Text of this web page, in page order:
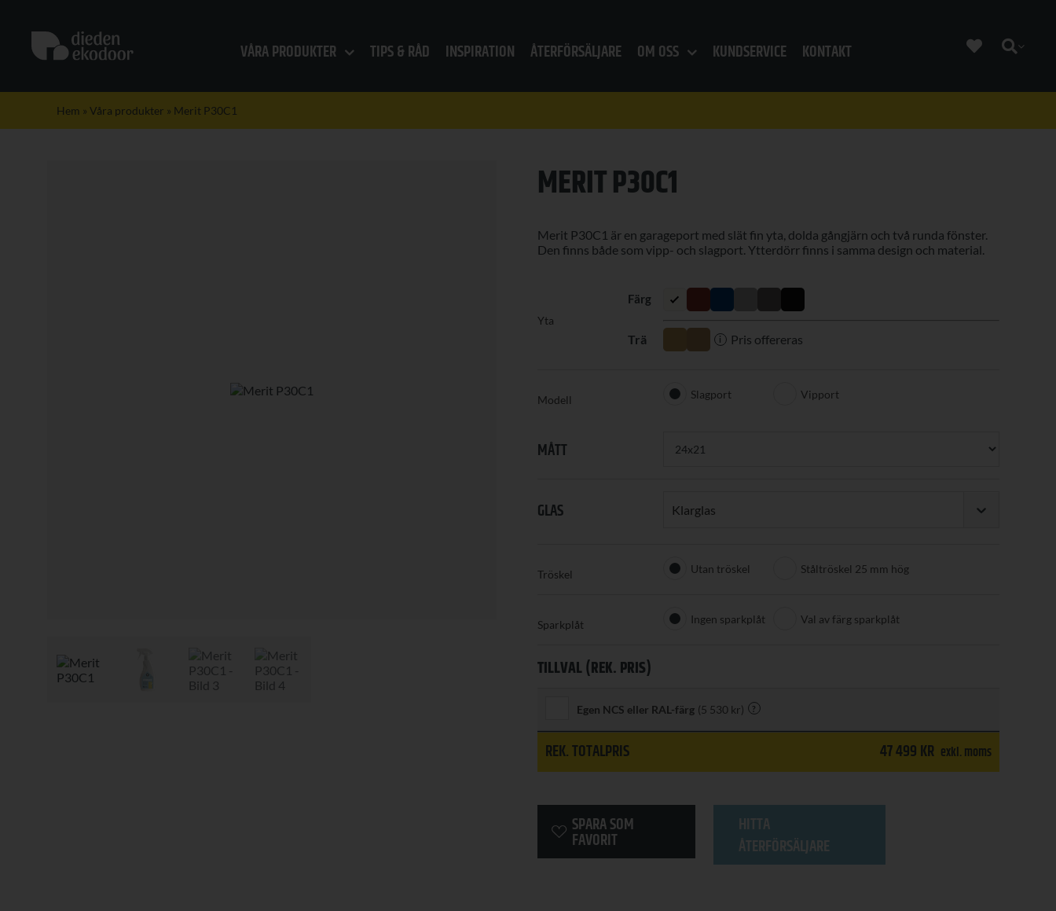
innehållet
VÅRA PRODUKTER TIPS & RÅD INSPIRATION ÅTERFÖRSÄLJARE OM OSS KUNDSERVICE KONTAKT
Hem » Våra produkter » Merit P30C1
MERIT P30C1
Merit P30C1 är en garageport med slät fin yta, dolda gångjärn och två runda fönster.
Den finns både som vipp- och slagport. Ytterdörr finns i samma design och material.
Yta
i Pris offereras
Modell Slagport Vipport
MÅTT
GLAS Klarglas
Tröskel Utan tröskel Ståltröskel 25 mm hög
Sparkplåt Ingen sparkplåt Val av färg sparkplåt
Egen NCS eller RAL-färg (5 530 kr) ?
REK. TOTALPRIS 47 499KR exkl. moms
SPARA SOM
FAVORIT
HITTA
ÅTERFÖRSÄLJARE